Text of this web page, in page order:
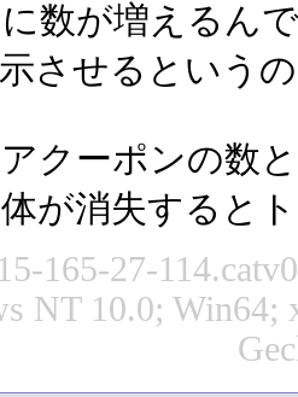
数が増えるん
させるという
クーポンの数
が消失すると
165-27-
NT 10.0;